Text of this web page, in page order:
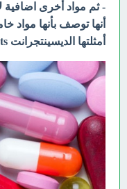
- ثم مواد أخرى اضافية
أمثلتها الديسينتجرانت Desentegrants والفيلرز fillers